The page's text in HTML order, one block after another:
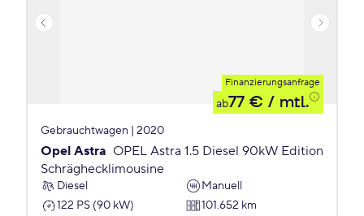
Finanzierungsanfrage
ab77 € / mtl.
Gebrauchtwagen | 2020
Opel Astra OPEL Astra 1.5 Diesel 90kW Edition
Schräghecklimousine
Diesel
Manuell
122 PS (90 kW)
101.652 km